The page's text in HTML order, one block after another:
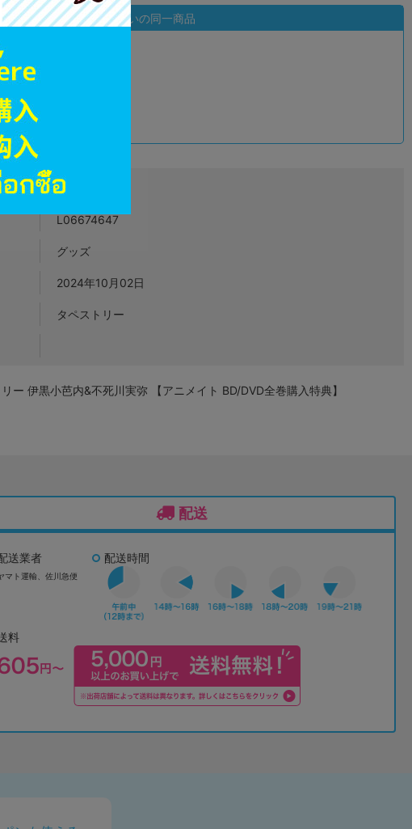
状態違いの同一商品
A
ン
円 税込
L06674647
グッズ
2024年10月02日
タペストリー
伊黒小芭内&不死川実弥 【アニメイト BD/DVD全巻購入特典】
配送
送業者
マト運輸、佐川急便
配送時間
料